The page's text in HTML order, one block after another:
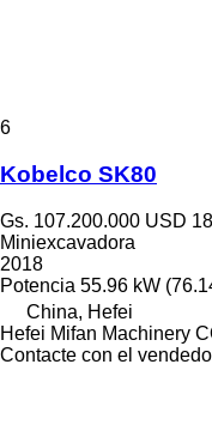
6
Kobelco SK80
Gs. 107.200.000 USD
Miniexcavadora
2018
Potencia 55.96 kW
China, Hefei
Hefei Mifan Machinery
Contacte con el